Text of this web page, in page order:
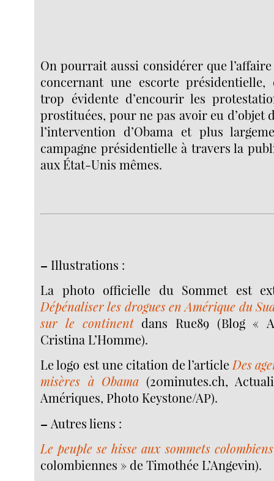
On pourrait aussi considérer que
concernant une escorte
trop évidente d’encourir les
prostituées, pour ne pas avoir eu d’objet
l’intervention d’Obama et plus
campagne présidentielle à travers la
aux État-Unis mêmes.
– Illustrations :
La photo officielle du Sommet est
Dépénaliser les drogues en Amérique du
sur le continentdans Rue89 (Blog «
Cristina L’Homme).
Le logo est une citation de l’article Des
misères à Obama(20minutes.ch,
Amériques, Photo Keystone/AP).
– Autres liens :
Le peuple se hisse aux sommets colombiens
colombiennes » de Timothée L’Angevin).